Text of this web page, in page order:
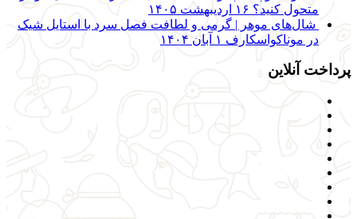
متحول کنید؟ ۱۶ اردیبهشت ۱۴۰۵
شال‌های موهر | گرمی و لطافت فصل سرد با استایل شیک
در موناکواسکارف ۱ آبان ۱۴۰۴
پرداخت آنلاین